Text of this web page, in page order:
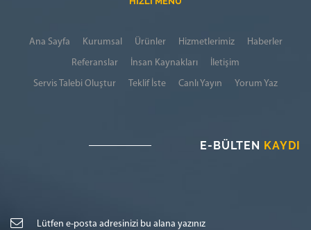
Ana Sayfa Kurumsal Ürünler Hizmetlerimiz
Haberler
Referanslar
İnsan Kaynakları
İletişim
Servis Talebi Oluştur
Teklif İste Canlı Yayın Yorum Yaz
E-BÜLTEN KAYDI